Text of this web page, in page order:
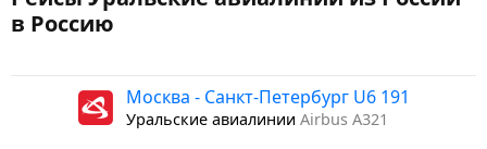
в Россию
Москва - Санкт-Петербург U6 191
Уральские авиалинии Airbus A321